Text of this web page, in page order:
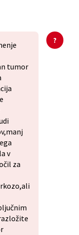
tumor
v
za